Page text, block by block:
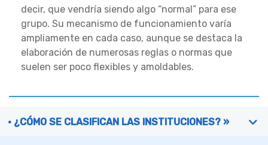
decir, que vendría siendo algo “normal” para ese
grupo. Su mecanismo de funcionamiento varía
ampliamente en cada caso, aunque se destaca la
elaboración de numerosas reglas o normas que
suelen ser poco flexibles y amoldables.
¿CÓMO SE CLASIFICAN LAS INSTITUCIONES? »